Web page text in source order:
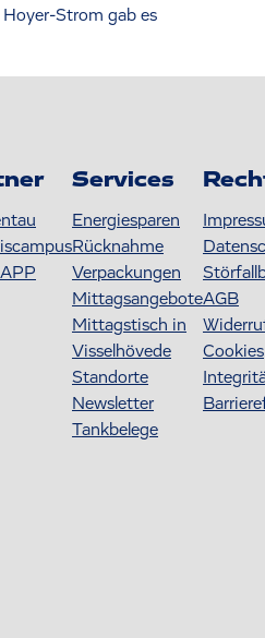
Hoyer-Strom gab es
Services
Energiesparen
Rücknahme
Verpackungen
Mittagsangebote
Mittagstisch in
Visselhövede
Standorte
Newsletter
Tankbelege
AGB
Cookies